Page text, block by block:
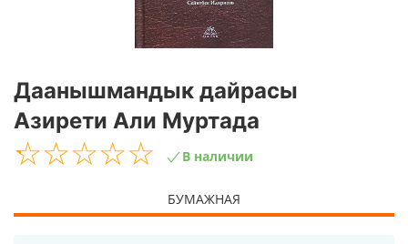
Даанышмандык дайрасы
Азирети Али Муртада
☆☆☆☆☆
★★★★★ В наличии
БУМАЖНАЯ